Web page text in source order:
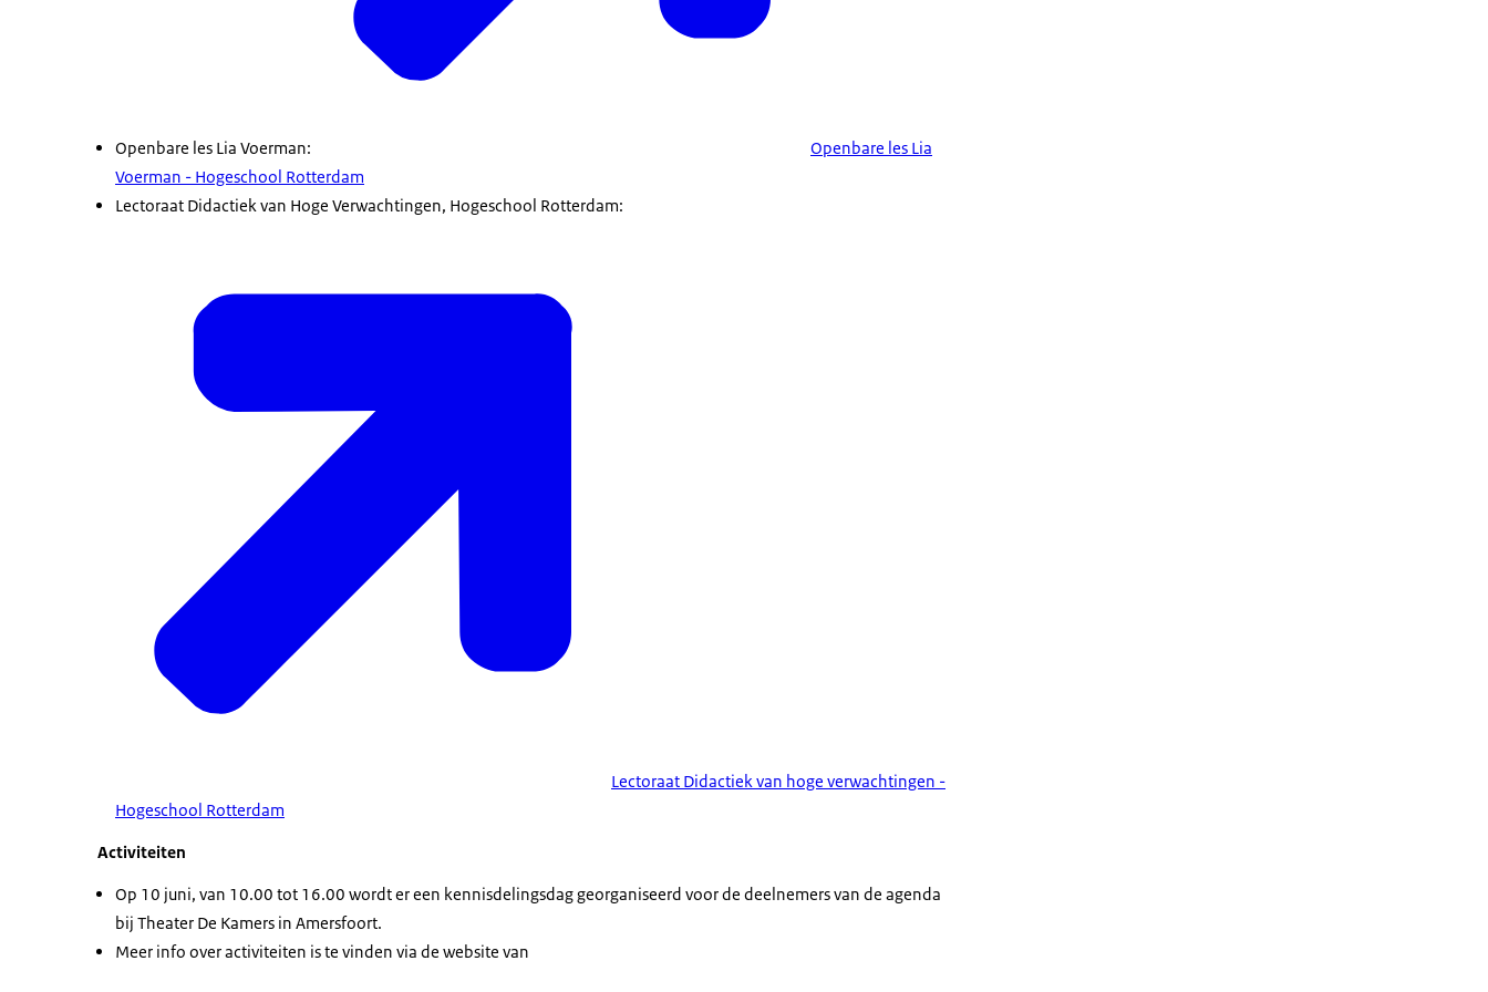
Openbare les Lia Voerman:
Openbare les Lia
Voerman - Hogeschool Rotterdam
Lectoraat Didactiek van Hoge Verwachtingen, Hogeschool Rotterdam:
Lectoraat Didactiek van hoge verwachtingen -
Hogeschool Rotterdam
Activiteiten
Op 10 juni, van 10.00 tot 16.00 wordt er een kennisdelingsdag georganiseerd voor de deelnemers van de agenda
bij Theater De Kamers in Amersfoort.
Meer info over activiteiten is te vinden via de website van